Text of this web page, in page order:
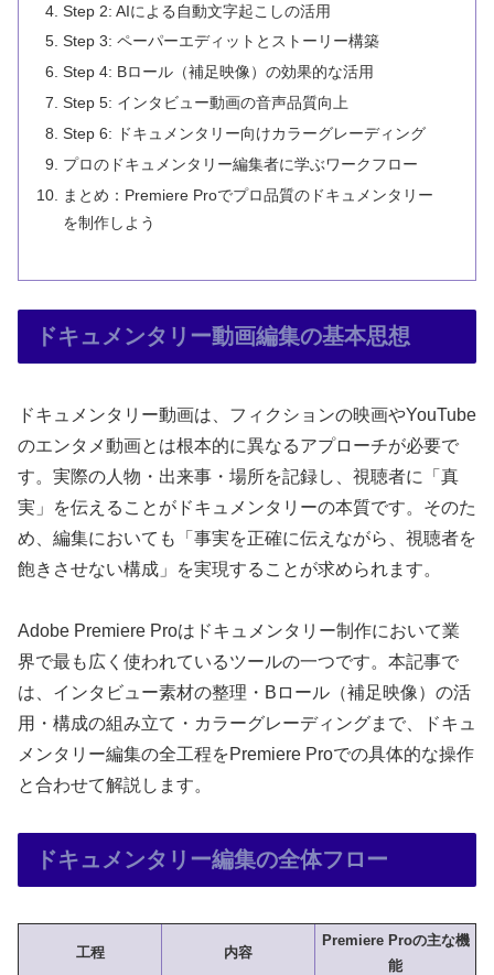
Step 2: AIによる自動文字起こしの活用
Step 3: ペーパーエディットとストーリー構築
Step 4: Bロール（補足映像）の効果的な活用
Step 5: インタビュー動画の音声品質向上
Step 6: ドキュメンタリー向けカラーグレーディング
プロのドキュメンタリー編集者に学ぶワークフロー
まとめ：Premiere Proでプロ品質のドキュメンタリー
を制作しよう
ドキュメンタリー動画編集の基本思想
ドキュメンタリー動画は、フィクションの映画やYouTube
のエンタメ動画とは根本的に異なるアプローチが必要で
す。実際の人物・出来事・場所を記録し、視聴者に「真
実」を伝えることがドキュメンタリーの本質です。そのた
め、編集においても「事実を正確に伝えながら、視聴者を
飽きさせない構成」を実現することが求められます。
Adobe Premiere Proはドキュメンタリー制作において業
界で最も広く使われているツールの一つです。本記事で
は、インタビュー素材の整理・Bロール（補足映像）の活
用・構成の組み立て・カラーグレーディングまで、ドキュ
メンタリー編集の全工程をPremiere Proでの具体的な操作
と合わせて解説します。
ドキュメンタリー編集の全体フロー
工程 内容
Premiere Proの主な機
能